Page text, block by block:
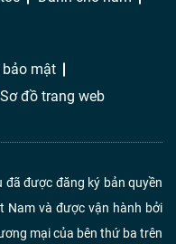
bảo mật
Sơ đồ trang web
đã được đăng ký bản quyền
Nam và được vận hành bởi
mại của bên thứ ba trên